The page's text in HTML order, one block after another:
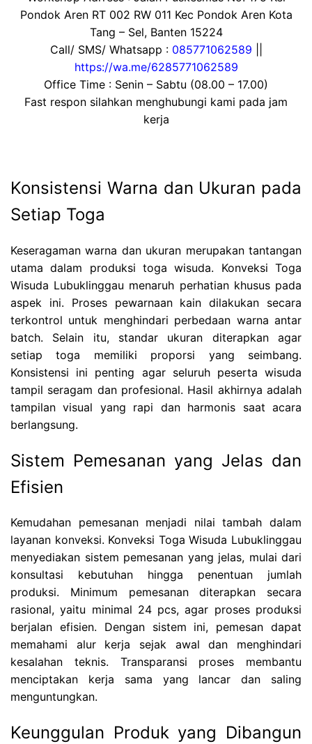
Pondok Aren RT 002 RW 011 Kec Pondok Aren Kota
Tang – Sel, Banten 15224
Call/ SMS/ Whatsapp : 085771062589
https://wa.me/6285771062589
Office Time : Senin – Sabtu (08.00 – 17.00)
Fast respon silahkan menghubungi kami pada jam
kerja
Konsistensi Warna dan Ukuran pada
Setiap Toga
Keseragaman warna dan ukuran merupakan tantangan
utama dalam produksi toga wisuda. Konveksi Toga
Wisuda Lubuklinggau menaruh perhatian khusus pada
aspek ini. Proses pewarnaan kain dilakukan secara
terkontrol untuk menghindari perbedaan warna antar
batch. Selain itu, standar ukuran diterapkan agar
setiap toga memiliki proporsi yang seimbang.
Konsistensi ini penting agar seluruh peserta wisuda
tampil seragam dan profesional. Hasil akhirnya adalah
tampilan visual yang rapi dan harmonis saat acara
berlangsung.
Sistem Pemesanan yang Jelas dan
Efisien
Kemudahan pemesanan menjadi nilai tambah dalam
layanan konveksi. Konveksi Toga Wisuda Lubuklinggau
menyediakan sistem pemesanan yang jelas, mulai dari
konsultasi kebutuhan hingga penentuan jumlah
produksi. Minimum pemesanan diterapkan secara
rasional, yaitu minimal 24 pcs, agar proses produksi
berjalan efisien. Dengan sistem ini, pemesan dapat
memahami alur kerja sejak awal dan menghindari
kesalahan teknis. Transparansi proses membantu
menciptakan kerja sama yang lancar dan saling
menguntungkan.
Keunggulan Produk yang Dibangun